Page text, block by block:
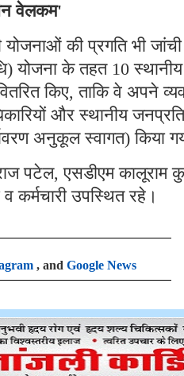
वेलकम'
की प्रगति भी
योजना के तहत 10
किए, ताकि वे अपने
और स्थानीय
अनुकूल स्वागत) किया
पटेल, एसडीएम कालूराम
कर्मचारी उपस्थित रहे।
, and Google News